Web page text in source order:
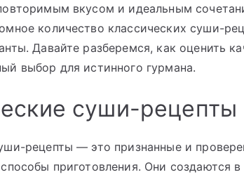
вкусом и идеальным
количество классических суши-
Давайте разберемся, как оценить
выбор для истинного гурмана.
суши-рецепты
рецепты — это признанные и
приготовления. Они создаются